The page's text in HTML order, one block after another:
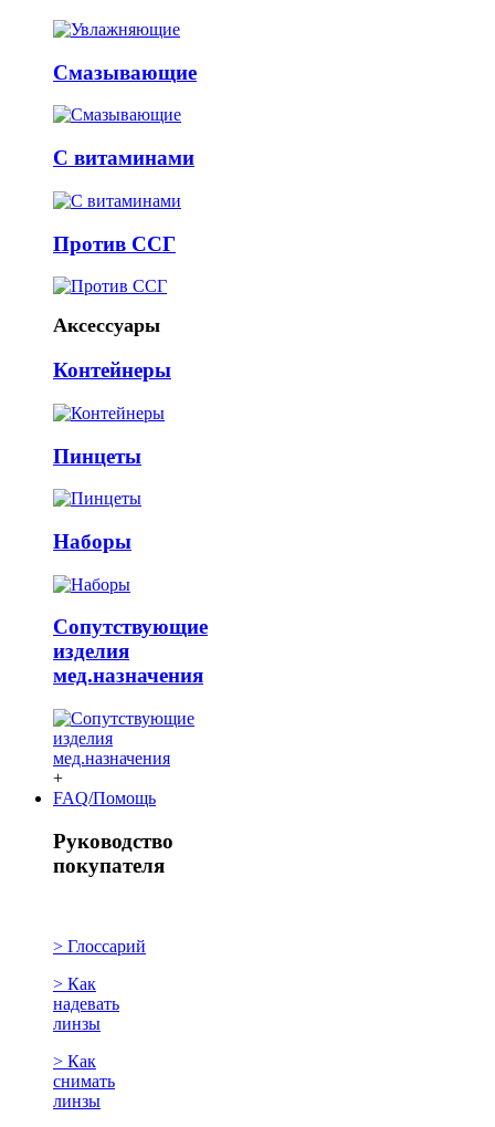
Смазывающие
С витаминами
Против ССГ
Аксессуары
Контейнеры
Пинцеты
Наборы
Сопутствующие
изделия
мед.назначения
+
FAQ/Помощь
Руководство
покупателя
> Глоссарий
> Как
надевать
линзы
> Как
снимать
линзы